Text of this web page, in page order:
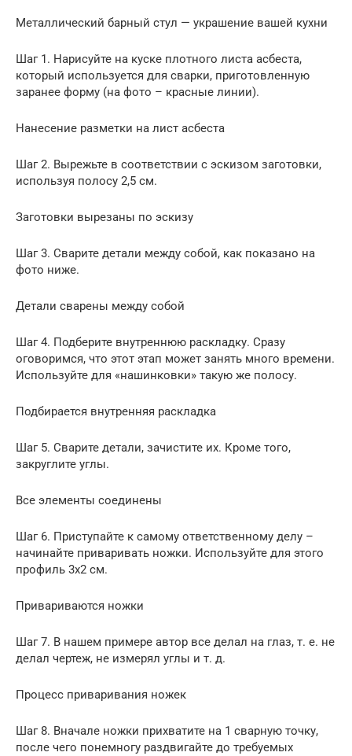
Металлический барный стул — украшение вашей кухни
Шаг 1. Нарисуйте на куске плотного листа асбеста,
который используется для сварки, приготовленную
заранее форму (на фото – красные линии).
Нанесение разметки на лист асбеста
Шаг 2. Вырежьте в соответствии с эскизом заготовки,
используя полосу 2,5 см.
Заготовки вырезаны по эскизу
Шаг 3. Сварите детали между собой, как показано на
фото ниже.
Детали сварены между собой
Шаг 4. Подберите внутреннюю раскладку. Сразу
оговоримся, что этот этап может занять много времени.
Используйте для «нашинковки» такую же полосу.
Подбирается внутренняя раскладка
Шаг 5. Сварите детали, зачистите их. Кроме того,
закруглите углы.
Все элементы соединены
Шаг 6. Приступайте к самому ответственному делу –
начинайте приваривать ножки. Используйте для этого
профиль 3х2 см.
Привариваются ножки
Шаг 7. В нашем примере автор все делал на глаз, т. е. не
делал чертеж, не измерял углы и т. д.
Процесс приваривания ножек
Шаг 8. Вначале ножки прихватите на 1 сварную точку,
после чего понемногу раздвигайте до требуемых